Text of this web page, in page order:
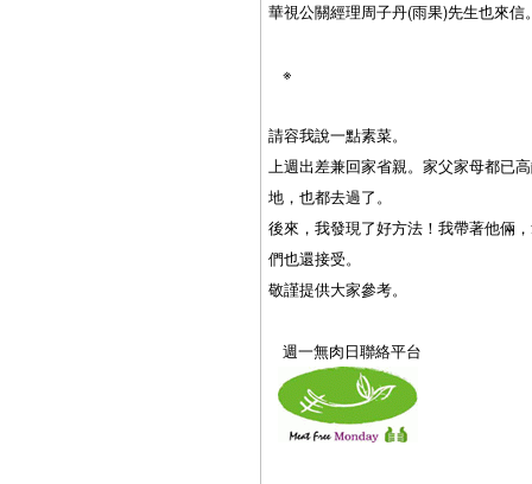
華視公關經理周子丹(雨果)先生也來
※
請容我說一點素菜。
上週出差兼回家省親。家父家母都已
地，也都去過了。
後來，我發現了好方法！我帶著他倆
們也還接受。
敬謹提供大家參考。
週一無肉日聯絡平台